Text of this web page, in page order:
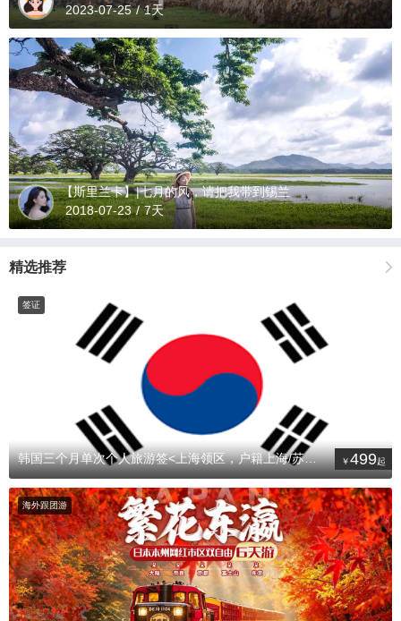
2023-07-25 / 1天
【斯里兰卡】|七月的风，请把我带到锡兰
2018-07-23 / 7天
精选推荐
签证
韩国三个月单次个人旅游签<上海领区，户籍上海/苏州/南京/杭州/宁
499
海外跟团游